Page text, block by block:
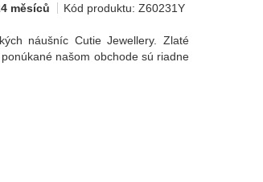
měsíců Kód produktu: Z60231Y
náušníc Cutie Jewellery. Zlaté
našom obchode sú riadne